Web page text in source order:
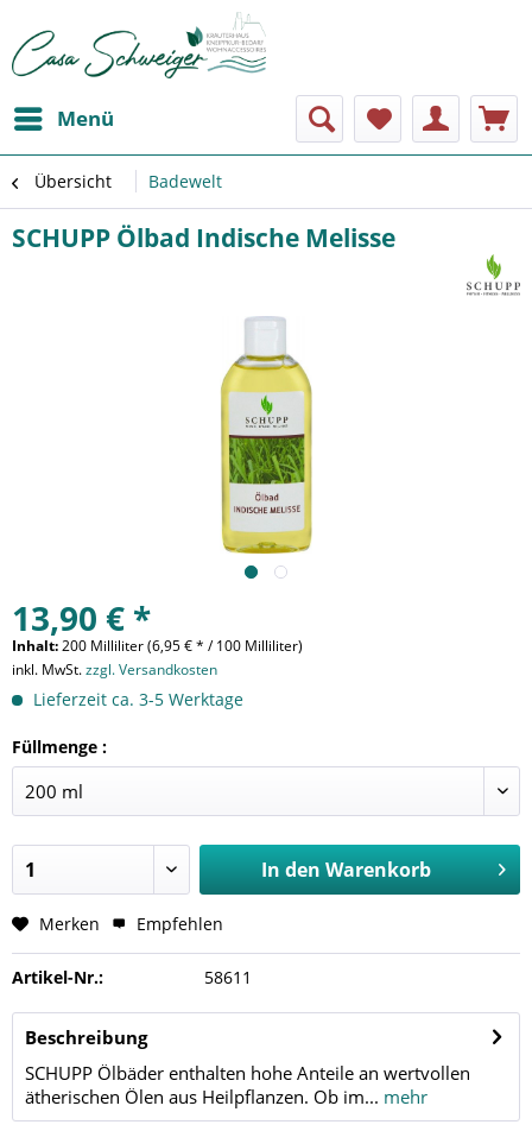
Menü
Übersicht Badewelt
SCHUPP Ölbad Indische Melisse
13,90 € *
Inhalt:200 Milliliter (6,95 € * / 100 Milliliter)
inkl. MwSt.zzgl. Versandkosten
Lieferzeit ca. 3-5 Werktage
Füllmenge :
In den Warenkorb
Merken Empfehlen
Artikel-Nr.: 58611
Beschreibung
SCHUPP Ölbäder enthalten hohe Anteile an wertvollen
ätherischen Ölen aus Heilpflanzen. Ob im... mehr